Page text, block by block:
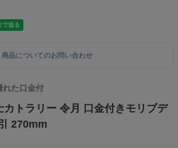
商品についてのお問い合わせ
れた口金付
カトラリー 令月 口金付きモリブデ
270mm